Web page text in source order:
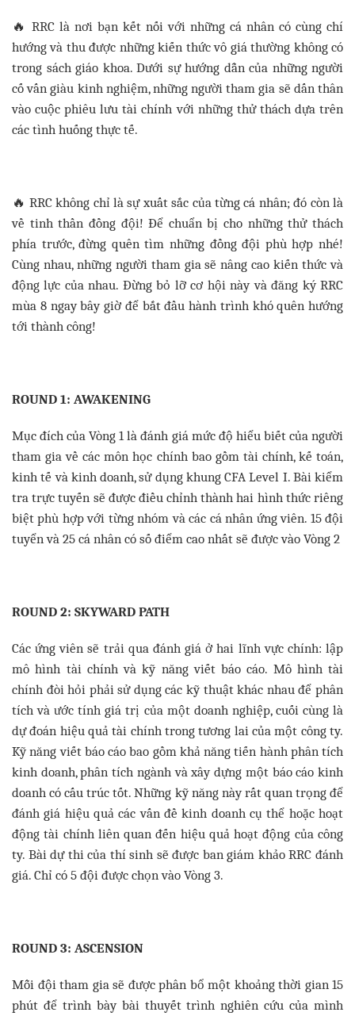
🔥 RRC là nơi bạn kết nối với những cá nhân có cùng chí
hướng và thu được những kiến ​​thức vô giá thường không có
trong sách giáo khoa. Dưới sự hướng dẫn của những người
cố vấn giàu kinh nghiệm, những người tham gia sẽ dấn thân
vào cuộc phiêu lưu tài chính với những thử thách dựa trên
các tình huống thực tế.
🔥 RRC không chỉ là sự xuất sắc của từng cá nhân; đó còn là
về tinh thần đồng đội! Để chuẩn bị cho những thử thách
phía trước, đừng quên tìm những đồng đội phù hợp nhé!
Cùng nhau, những người tham gia sẽ nâng cao kiến ​​thức và
động lực của nhau. Đừng bỏ lỡ cơ hội này và đăng ký RRC
mùa 8 ngay bây giờ để bắt đầu hành trình khó quên hướng
tới thành công!
ROUND 1: AWAKENING
Mục đích của Vòng 1 là đánh giá mức độ hiểu biết của người
tham gia về các môn học chính bao gồm tài chính, kế toán,
kinh tế và kinh doanh, sử dụng khung CFA Level I. Bài kiểm
tra trực tuyến sẽ được điều chỉnh thành hai hình thức riêng
biệt phù hợp với từng nhóm và các cá nhân ứng viên. 15 đội
tuyển và 25 cá nhân có số điểm cao nhất sẽ được vào Vòng 2
ROUND 2: SKYWARD PATH
Các ứng viên sẽ trải qua đánh giá ở hai lĩnh vực chính: lập
mô hình tài chính và kỹ năng viết báo cáo. Mô hình tài
chính đòi hỏi phải sử dụng các kỹ thuật khác nhau để phân
tích và ước tính giá trị của một doanh nghiệp, cuối cùng là
dự đoán hiệu quả tài chính trong tương lai của một công ty.
Kỹ năng viết báo cáo bao gồm khả năng tiến hành phân tích
kinh doanh, phân tích ngành và xây dựng một báo cáo kinh
doanh có cấu trúc tốt. Những kỹ năng này rất quan trọng để
đánh giá hiệu quả các vấn đề kinh doanh cụ thể hoặc hoạt
động tài chính liên quan đến hiệu quả hoạt động của công
ty. Bài dự thi của thí sinh sẽ được ban giám khảo RRC đánh
giá. Chỉ có 5 đội được chọn vào Vòng 3.
ROUND 3: ASCENSION
Mỗi đội tham gia sẽ được phân bổ một khoảng thời gian 15
phút để trình bày bài thuyết trình nghiên cứu của mình